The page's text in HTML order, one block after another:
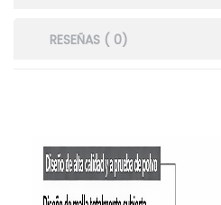
RESEÑAS ( 0)